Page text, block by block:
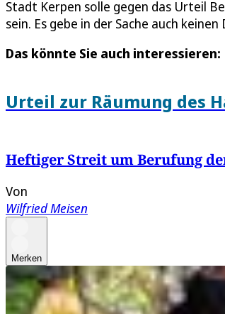
Stadt Kerpen solle gegen das Urteil
sein. Es gebe in der Sache auch keinen
Das könnte Sie auch interessieren:
Urteil zur Räumung des
Heftiger Streit um Berufung
Von
Wilfried Meisen
Merken